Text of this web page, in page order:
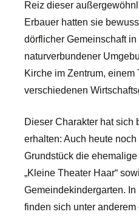
Reiz dieser
Erbauer hatten sie
dörflicher Gemeinschaft in
naturverbundener
Kirche im Zentrum, einem
verschiedenen
Dieser Charakter hat sich
erhalten: Auch heute
Grundstück die
„Kleine Theater Haar“
Gemeindekindergarten.
finden sich unter anderem